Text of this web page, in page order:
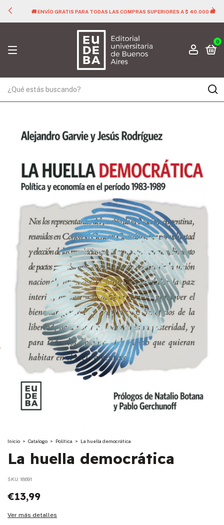
🚚 ENVÍO GRATIS PARA TODAS LAS COMPRAS SUPERIORES A $ 40.000 🚚
0
Inicio > Catalogo > Política > La huella democrática
La huella democrática
SKU: 18691
€13,99
Ver más detalles